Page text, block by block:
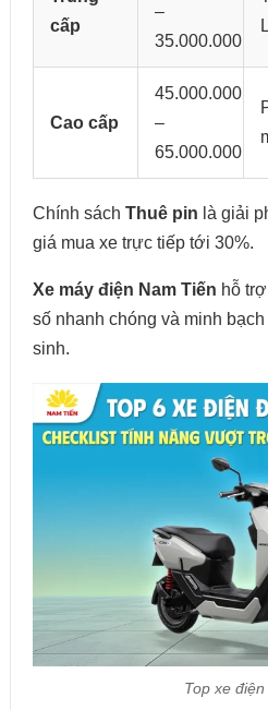
cấp
–
35.000.000
Cao cấp
45.000.000
–
65.000.000
Chính sách Thuê pin là giải
giá mua xe trực tiếp tới 30%.
Xe máy điện Nam Tiến hỗ
số nhanh chóng và minh
sinh.
Top xe